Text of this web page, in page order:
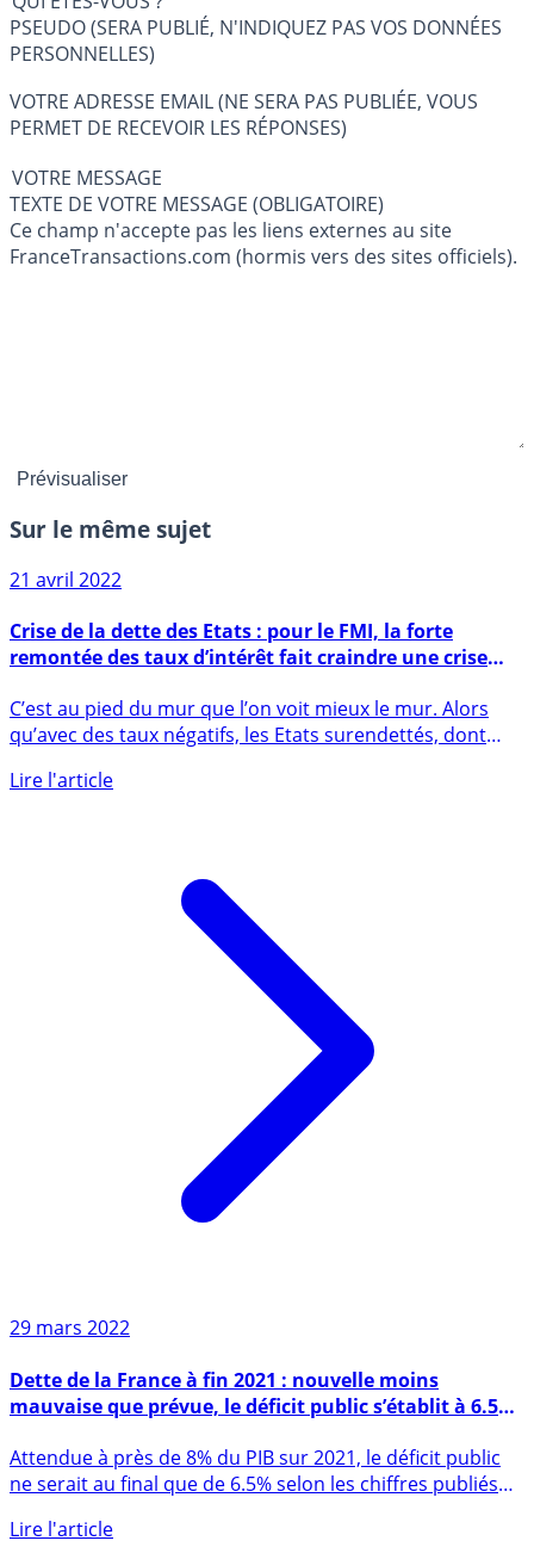
PSEUDO (SERA PUBLIÉ, N'INDIQUEZ PAS VOS DONNÉES
PERSONNELLES)
VOTRE ADRESSE EMAIL (NE SERA PAS PUBLIÉE, VOUS
PERMET DE RECEVOIR LES RÉPONSES)
VOTRE MESSAGE
TEXTE DE VOTRE MESSAGE (OBLIGATOIRE)
Ce champ n'accepte pas les liens externes au site
FranceTransactions.com (hormis vers des sites officiels).
Sur le même sujet
21 avril 2022
remontée des taux d’intérêt fait craindre une crise
financière
qu’avec des taux négatifs, les Etats surendettés, dont
29 mars 2022
Dette de la France à fin 2021 : nouvelle moins
mauvaise que prévue, le déficit public s’établit à 6.5%
du PIB, la dette à 112,9% du PIB
ne serait au final que de 6.5% selon les chiffres publiés